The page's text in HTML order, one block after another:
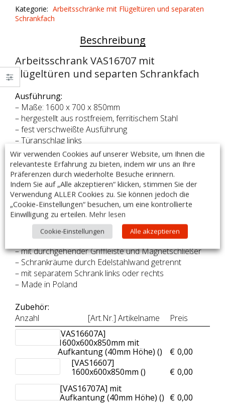
und
separten
Kategorie: Arbeitsschränke mit Flügeltüren und separaten
Schrankfach
Beschreibung
Arbeitsschrank VAS16707 mit
Flügeltüren und separten Schrankfach
Ausführung:
– Maße: 1600 x 700 x 850mm
– hergestellt aus rostfreiem, ferritischem Stahl
– fest verschweißte Ausführung
– Türanschlag links
– mit und ohne Aufkantung (40mm Höhe) erhältlich
– Arbeitsfläche unterfüttert mit einer doppelt
laminierter Schallschutzplatte, Stärke: 18 mm
– höhenverstellbare Füße +25 mm bis -5 mm
– Tischbeine aus Vierkantprofil 40×40 mm
– größerer Schrankinnenraum mit einem
höhenverstellbaren Einlegeboden
– separates Schrankfach ohne Einlegeboden
– Flügeltüren sind doppelwandig ausgeführt
– mit durchgehender Griffleiste und Magnetschließer
– Schrankräume durch Edelstahlwand getrennt
– mit separatem Schrank links oder rechts
– Made in Poland
Zubehör:
Anzahl
[Art.Nr.] Artikelname
Preis
[VAS16607A]
1600x600x850mm mit
Aufkantung (40mm Höhe) (
€ 0,00
)
[VAS16607]
1600x600x850mm (
€ 0,00
)
[VAS16707A] mit
Aufkantung (40mm Höhe) (
€ 0,00
)
Wir verwenden Cookies auf unserer Website, um Ihnen die
relevanteste Erfahrung zu bieten, indem wir uns an Ihre
Präferenzen durch wiederholte Besuche erinnern.
Indem Sie auf „Alle akzeptieren“ klicken, stimmen Sie der
Verwendung ALLER Cookies zu. Sie können jedoch die
„Cookie-Einstellungen“ besuchen, um eine kontrollierte
Einwilligung zu erteilen. Mehr lesen
Cookie-Einstellungen Alle akzeptieren